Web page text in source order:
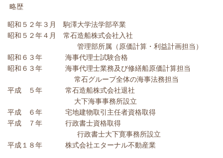
略歴
昭和５２年３月 駒澤大学法学部卒業
昭和５２年４月 常石造船株式会社入社
管理部所属（原価計算・利益計画担当）
昭和６３年 海事代理士試験合格
昭和６３年 海事代理士業務及び修繕船原価計算担当
常石グループ全体の海事法務担当
平成 ５年 常石造船株式会社退社
大下海事事務所設立
平成 ６年 宅地建物取引主任者資格取得
平成 ７年 行政書士資格取得
行政書士大下寛事務所設立
平成１８年 株式会社エターナル不動産業